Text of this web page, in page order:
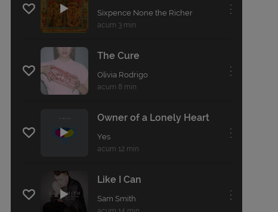
Sixpence None the Richer
acum 3 min
. . .
The Cure
Olivia Rodrigo
acum 8 min
. . .
Owner of a Lonely Heart
Yes
acum 12 min
. . .
Like I Can
Sam Smith . . .